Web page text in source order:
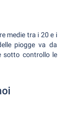
medie tra i 20 e i
piogge va da
sotto controllo le